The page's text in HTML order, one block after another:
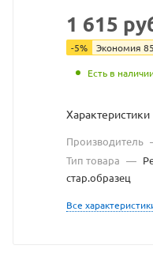
по
без
1 615
-5% Экономия 85
Есть в
Характеристики
Производитель
Тип товара —
стар.образец
Все